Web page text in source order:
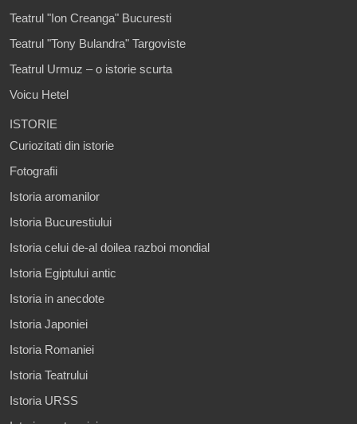
Teatrul "Ion Creanga" Bucuresti
Teatrul "Tony Bulandra" Targoviste
Teatrul Urmuz – o istorie scurta
Voicu Hetel
ISTORIE
Curiozitati din istorie
Fotografii
Istoria aromanilor
Istoria Bucurestiului
Istoria celui de-al doilea razboi mondial
Istoria Egiptului antic
Istoria in anecdote
Istoria Japoniei
Istoria Romaniei
Istoria Teatrului
Istoria URSS